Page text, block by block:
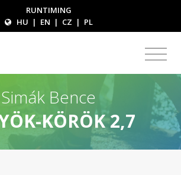
RUNTIMING
HU | EN | CZ | PL
Simák Bence
KÖRÖK 2,7